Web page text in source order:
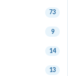
73
9
14
13